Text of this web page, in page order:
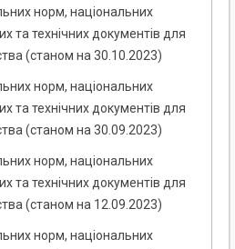
норм, національних
та технічних документів для
(станом на 30.10.2023)
норм, національних
та технічних документів для
(станом на 30.09.2023)
норм, національних
та технічних документів для
(станом на 12.09.2023)
норм, національних